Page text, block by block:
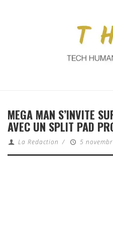
MEGA MAN S’INVITE
AVEC UN SPLIT PAD
La Redaction / 5